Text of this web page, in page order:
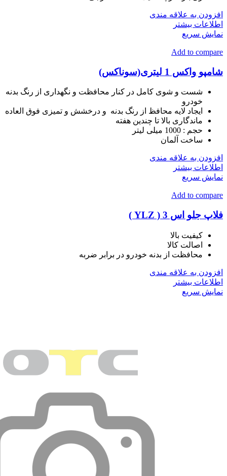
افزودن به علاقه مندی
اطلاعات بیشتر
نمایش سریع
Add to compare
شامپو واکس 1 لیتری(سوناکس)
شست و شوی کامل در کنار محافظت و نگهداری از رنگ بدنه
خودرو
ایجاد لایه محافظ از رنگ بدنه و درخشش و تمیزی فوق العاده
ماندگاری بالا تا چندین هفته
حجم : 1000 میلی لیتر
ساخت آلمان
افزودن به علاقه مندی
اطلاعات بیشتر
نمایش سریع
Add to compare
فلاپ جلو اس 3 ( YLZ )
کیفیت بالا
اصالت کالا
محافظت از بدنه خودرو در برابر ضربه
افزودن به علاقه مندی
اطلاعات بیشتر
نمایش سریع